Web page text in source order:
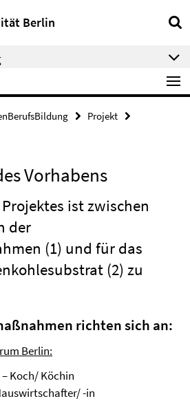
Berlin
Projekt
Vorhabens
ist zwischen
der
(1) und für das
(2) zu
richten sich an:
Berlin:
Koch/ Köchin
-in